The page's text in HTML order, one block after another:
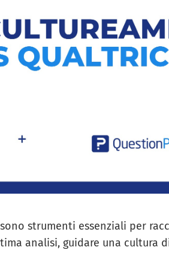
strumenti essenziali per
analisi, guidare una cultura